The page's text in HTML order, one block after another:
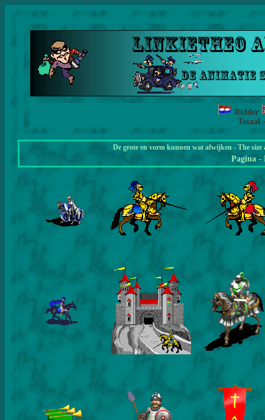
Ridder
Totaal
De grote en vorm kunnen wat afwijken - The
Pagina -